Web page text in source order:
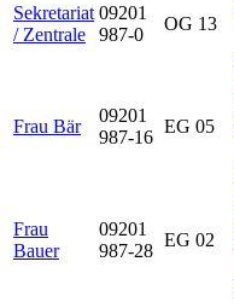
Sekretariat
/ Zentrale
09201
987-0
OG 13
Frau Bär
09201
987-16
EG 05
Frau
Bauer
09201
987-28
EG 02